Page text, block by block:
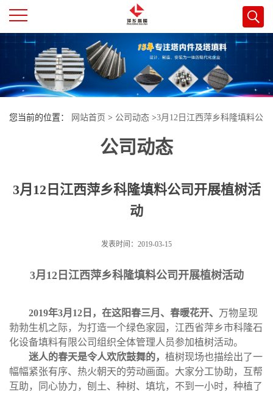
公
司
司
动
态
您当前的位置： 网站首页 > 公司动态 >3月12日江西萍乡科隆填料公
公司动态
3月12日江西萍乡科隆填料公司开展植树活
动
发表时间：2019-03-15
3月12日江西萍乡科隆填料公司开展植树活动
2019年3月12日，在这阳春三月、春暖花开、 万物呈现
勃勃生机之际，为打造一个绿色家园，江西省萍乡市科隆石
化设备填料有限公司组织全体管理人员参加植树活动。
迷人的春天是令人欢欣鼓舞的， 植树现场也描绘出了一
幅幅紧张有序、热火朝天的劳动画面。大家分工协助，互帮
互助，同心协力，刨土、种树、填坑，不到一小时，种植了